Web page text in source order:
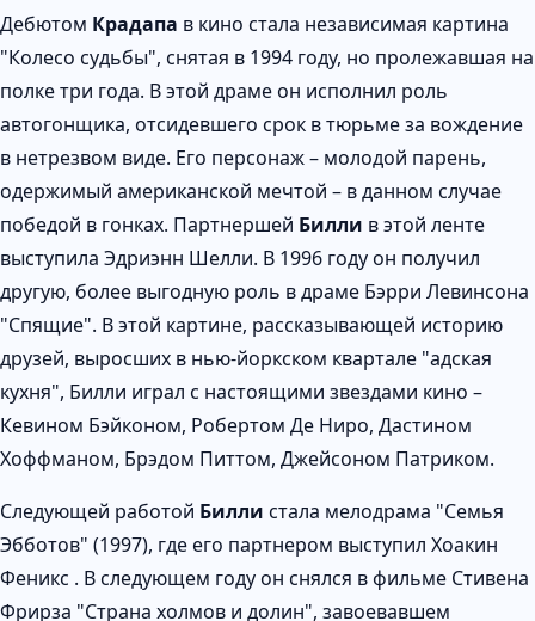
Дебютом Крадапа в кино стала независимая картина
"Колесо судьбы", снятая в 1994 году, но пролежавшая на
полке три года. В этой драме он исполнил роль
автогонщика, отсидевшего срок в тюрьме за вождение
в нетрезвом виде. Его персонаж – молодой парень,
одержимый американской мечтой – в данном случае
победой в гонках. Партнершей Билли в этой ленте
выступила Эдриэнн Шелли. В 1996 году он получил
другую, более выгодную роль в драме Бэрри Левинсона
"Спящие". В этой картине, рассказывающей историю
друзей, выросших в нью-йоркском квартале "адская
кухня", Билли играл с настоящими звездами кино –
Кевином Бэйконом, Робертом Де Ниро, Дастином
Хоффманом, Брэдом Питтом, Джейсоном Патриком.
Следующей работой Билли стала мелодрама "Семья
Эбботов" (1997), где его партнером выступил Хоакин
Феникс . В следующем году он снялся в фильме Стивена
Фрирза "Страна холмов и долин", завоевавшем